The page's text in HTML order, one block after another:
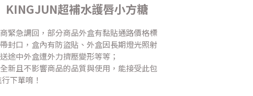
KINGJUN超補水護唇小方糖
緊急調回，部分商品外盒有黏貼通路價格標
封口，盒內有防盜貼、外盒因長期燈光照射
途中外盒遭外力擠壓變形等等；
新且不影響商品的品質與使用，能接受此包
下單唷！